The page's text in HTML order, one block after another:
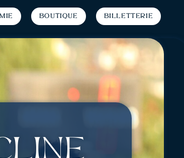
Boutique Billetterie